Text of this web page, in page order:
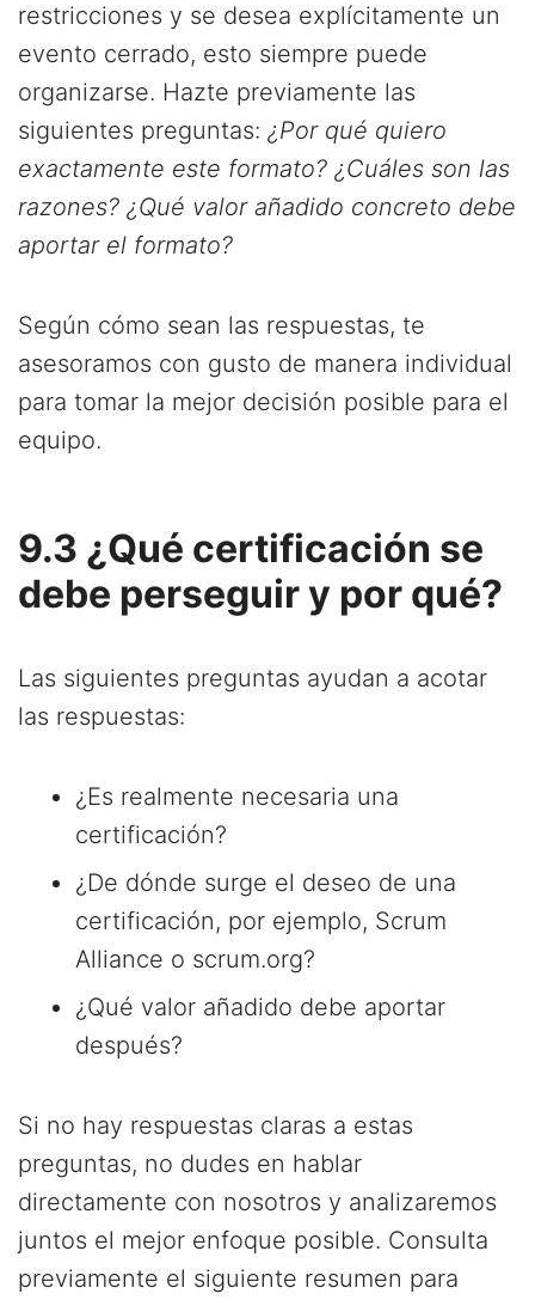
restricciones y se desea explícitamente un
evento cerrado, esto siempre puede
organizarse. Hazte previamente las
siguientes preguntas: ¿Por qué quiero
exactamente este formato? ¿Cuáles son las
razones? ¿Qué valor añadido concreto debe
aportar el formato?
Según cómo sean las respuestas, te
asesoramos con gusto de manera individual
para tomar la mejor decisión posible para el
equipo.
9.3 ¿Qué certificación se
debe perseguir y por qué?
Las siguientes preguntas ayudan a acotar
las respuestas:
¿Es realmente necesaria una
certificación?
¿De dónde surge el deseo de una
certificación, por ejemplo, Scrum
Alliance o scrum.org?
¿Qué valor añadido debe aportar
después?
Si no hay respuestas claras a estas
preguntas, no dudes en hablar
directamente con nosotros y analizaremos
juntos el mejor enfoque posible. Consulta
previamente el siguiente resumen para